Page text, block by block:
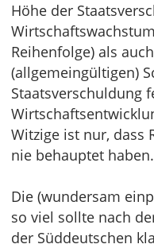
Höhe der
Reihenfolge) als
(allgemeingültigen)
Staatsverschuldung
Witzige ist nur, dass
nie behauptet
Die (wundersam
so viel sollte nach
der Süddeutschen